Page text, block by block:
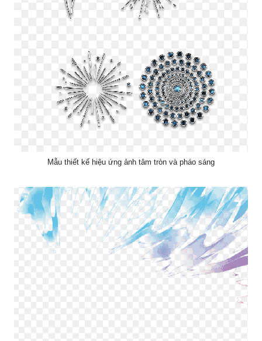
Mẫu thiết kế hiệu ứng ảnh tâm tròn và pháo sáng